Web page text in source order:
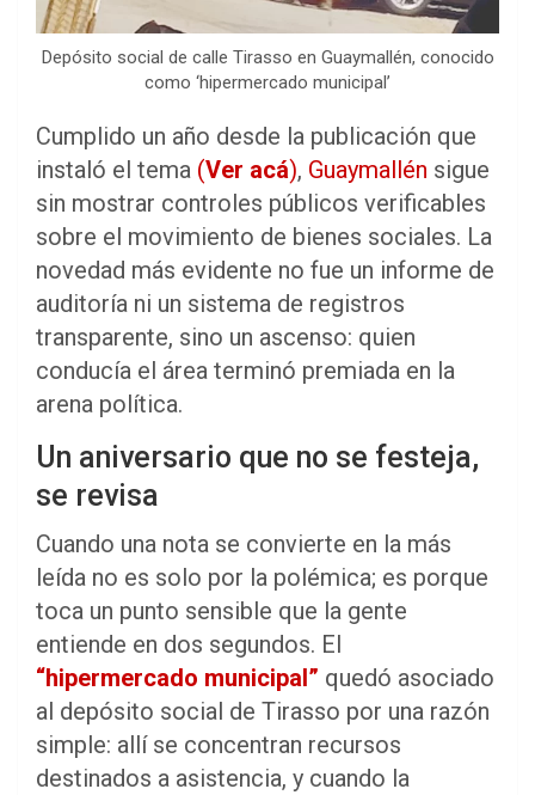
Depósito social de calle Tirasso en Guaymallén, conocido
como ‘hipermercado municipal’
Cumplido un año desde la publicación que
instaló el tema (Ver acá), Guaymallén sigue
sin mostrar controles públicos verificables
sobre el movimiento de bienes sociales. La
novedad más evidente no fue un informe de
auditoría ni un sistema de registros
transparente, sino un ascenso: quien
conducía el área terminó premiada en la
arena política.
Un aniversario que no se festeja,
se revisa
Cuando una nota se convierte en la más
leída no es solo por la polémica; es porque
toca un punto sensible que la gente
entiende en dos segundos. El
“hipermercado municipal” quedó asociado
al depósito social de Tirasso por una razón
simple: allí se concentran recursos
destinados a asistencia, y cuando la